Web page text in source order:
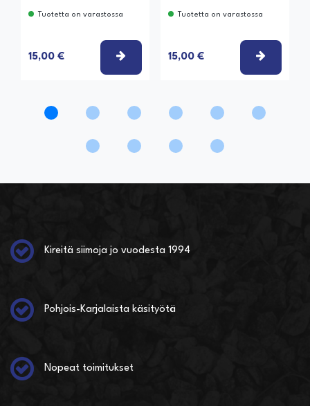
Tuotetta on varastossa
15,00 € VALITSE VAIHTOEHTO
Tuotetta on varastossa
15,00 €
Kireitä siimoja jo vuodesta 1994
Pohjois-Karjalaista käsityötä
Nopeat toimitukset